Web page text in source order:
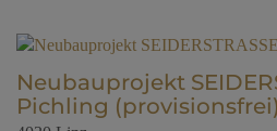
Neubauprojekt
Pichling (provisionsfrei)